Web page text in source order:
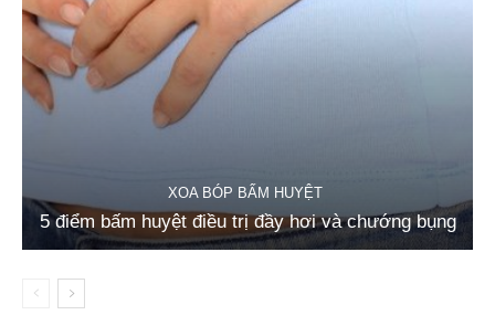
XOA BÓP BẤM HUYỆT
5 điểm bấm huyệt điều trị đầy hơi và chướng bụng